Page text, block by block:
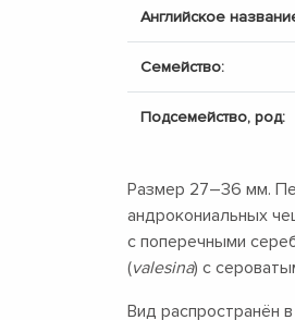
Английское
Семейство:
Подсемейство, род:
Размер 27–36 мм.
андрокониальных
с поперечными
(valesina) с
Вид распространён